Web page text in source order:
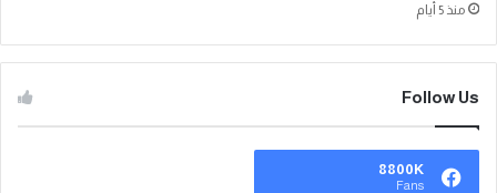
منذ 5 أيام
Follow Us
8800K
Fans